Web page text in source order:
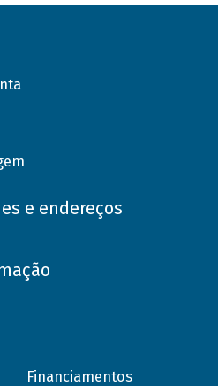
e endereços
Financiamentos